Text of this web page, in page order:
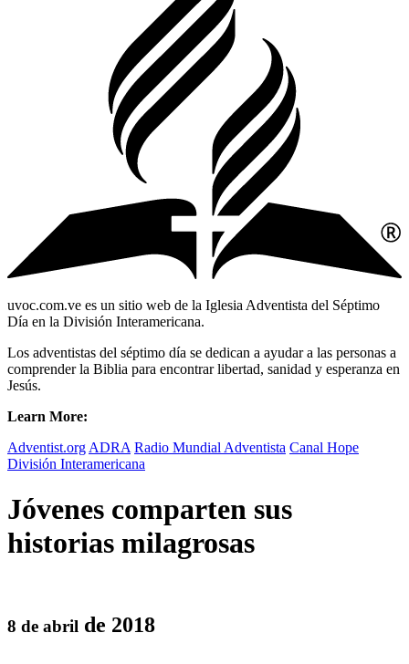
uvoc.com.ve es un sitio web de la Iglesia Adventista del Séptimo
Día en la División Interamericana.
Los adventistas del séptimo día se dedican a ayudar a las personas a
comprender la Biblia para encontrar libertad, sanidad y esperanza en
Jesús.
Learn More:
Adventist.org ADRA Radio Mundial Adventista Canal Hope
División Interamericana
Jóvenes comparten sus
historias milagrosas
8 de abril de 2018